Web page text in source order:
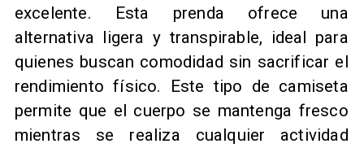
excelente. Esta prenda ofrece una
alternativa ligera y transpirable, ideal para
quienes buscan comodidad sin sacrificar el
rendimiento físico. Este tipo de camiseta
permite que el cuerpo se mantenga fresco
mientras se realiza cualquier actividad